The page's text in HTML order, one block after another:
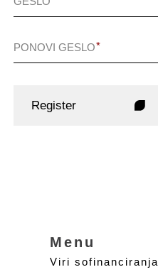
PONOVI GESLO
Register
Menu
Viri sofinanciranja